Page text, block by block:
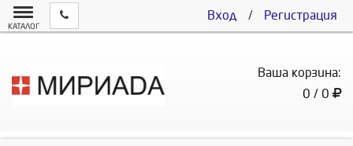
Вход / Регистрация
КАТАЛОГ
Ваша корзина:
0 / 0